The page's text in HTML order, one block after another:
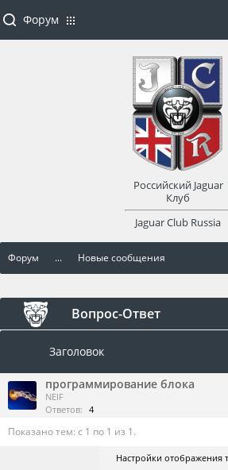
Форум ... Новые сообщения
Вопрос-Ответ
Заголовок
программирование блока
NEIF
Ответов: 4
Показано тем: с 1 по 1 из 1.
Настройки отображения
Форум
Российский Jaguar
Клуб
Jaguar Club Russia